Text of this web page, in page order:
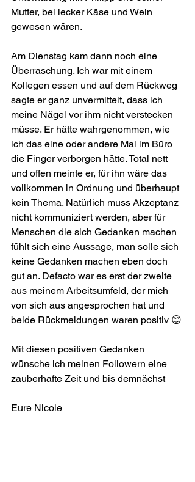
Mutter, bei lecker Käse und Wein
gewesen wären.
Am Dienstag kam dann noch eine
Überraschung. Ich war mit einem
Kollegen essen und auf dem Rückweg
sagte er ganz unvermittelt, dass ich
meine Nägel vor ihm nicht verstecken
müsse. Er hätte wahrgenommen, wie
ich das eine oder andere Mal im Büro
die Finger verborgen hätte. Total nett
und offen meinte er, für ihn wäre das
vollkommen in Ordnung und überhaupt
kein Thema. Natürlich muss Akzeptanz
nicht kommuniziert werden, aber für
Menschen die sich Gedanken machen
fühlt sich eine Aussage, man solle sich
keine Gedanken machen eben doch
gut an. Defacto war es erst der zweite
aus meinem Arbeitsumfeld, der mich
von sich aus angesprochen hat und
beide Rückmeldungen waren positiv 😊
Mit diesen positiven Gedanken
wünsche ich meinen Followern eine
zauberhafte Zeit und bis demnächst
Eure Nicole